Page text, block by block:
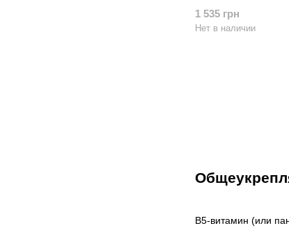
В5-витамин (или
1 535 грн
Нет в наличии